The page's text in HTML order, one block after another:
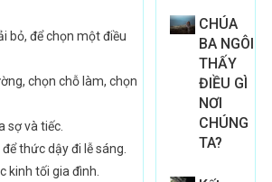
bỏ, để chọn một điều
chọn chỗ làm, chọn
sợ và tiếc.
thức dậy đi lễ sáng.
kinh tối gia đình.
CHÚA
BA NGÔI
THẤY
ĐIỀU GÌ
NƠI
CHÚNG
TA?